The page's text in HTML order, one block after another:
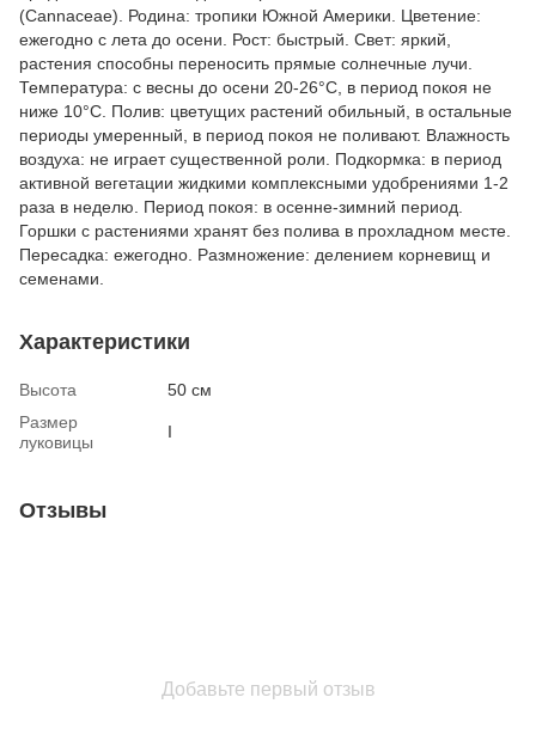
(Саnnасеае). Родина: тропики Южной Америки. Цветение:
ежегодно с лета до осени. Рост: быстрый. Свет: яркий,
растения способны переносить прямые солнечные лучи.
Температура: с весны до осени 20-26°C, в период покоя не
ниже 10°C. Полив: цветущих растений обильный, в остальные
периоды умеренный, в период покоя не поливают. Влажность
воздуха: не играет существенной роли. Подкормка: в период
активной вегетации жидкими комплексными удобрениями 1-2
раза в неделю. Период покоя: в осенне-зимний период.
Горшки с растениями хранят без полива в прохладном месте.
Пересадка: ежегодно. Размножение: делением корневищ и
семенами.
Характеристики
Высота
50 см
Размер
луковицы
I
Отзывы
Добавьте первый отзыв